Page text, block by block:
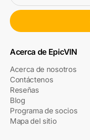
Acerca de EpicVIN
Acerca de nosotros
Contáctenos
Reseñas
Blog
Programa de socios
Mapa del sitio